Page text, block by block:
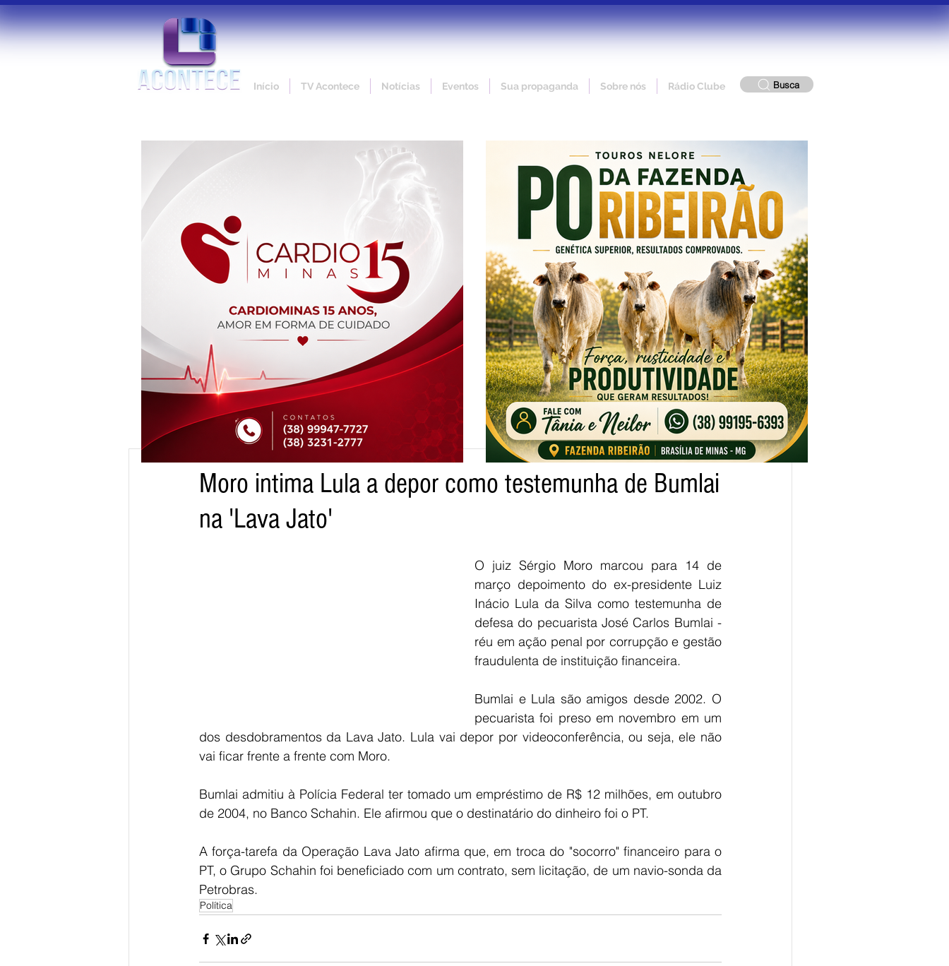
Início TV Acontece Notícias Eventos Sua propaganda Sobre nós Rádio Clube Busca
Moro intima Lula a depor como testemunha de Bumlai
na 'Lava Jato'
O juiz Sérgio Moro marcou para 14 de
março depoimento do ex-presidente Luiz
Inácio Lula da Silva como testemunha de
defesa do pecuarista José Carlos Bumlai -
réu em ação penal por corrupção e gestão
fraudulenta de instituição financeira.
Bumlai e Lula são amigos desde 2002. O
pecuarista foi preso em novembro em um
dos desdobramentos da Lava Jato. Lula vai depor por videoconferência, ou seja, ele não
vai ficar frente a frente com Moro.
Bumlai admitiu à Polícia Federal ter tomado um empréstimo de R$ 12 milhões, em outubro
de 2004, no Banco Schahin. Ele afirmou que o destinatário do dinheiro foi o PT.
A força-tarefa da Operação Lava Jato afirma que, em troca do "socorro" financeiro para o
PT, o Grupo Schahin foi beneficiado com um contrato, sem licitação, de um navio-sonda da
Petrobras.
Política
tpo